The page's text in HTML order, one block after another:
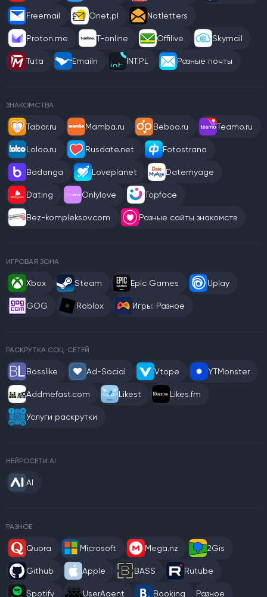
Freemail Onet.pl Notletters
Proton.me T-online Offilive Skymail
Tuta Emailn INT.PL Разные почты
ЗНАКОМСТВА
Tabor.ru Mamba.ru Beboo.ru Teamo.ru
Loloo.ru Rusdate.net Fotostrana
Badanga Loveplanet Datemyage
Dating Onlylove Topface
Bez-kompleksov.com Разные сайты знакомств
ИГРОВАЯ ЗОНА
Xbox Steam Epic Games Uplay
GOG Roblox Игры: Разное
РАСКРУТКА СОЦ. СЕТЕЙ
Bosslike Ad-Social Vtope YTMonster
Addmefast.com Likest Likes.fm
Услуги раскрутки
НЕЙРОСЕТИ AI
AI
РАЗНОЕ
Quora Microsoft Mega.nz 2Gis
Github Apple BASS Rutube
Spotify UserAgent Booking Разное